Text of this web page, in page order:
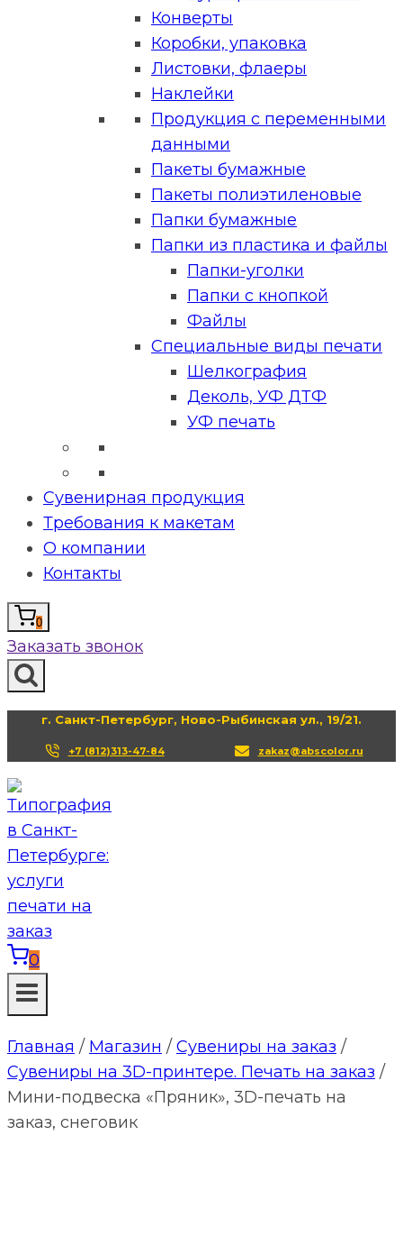
Конверты
Коробки, упаковка
Листовки, флаеры
Наклейки
Продукция с переменными
данными
Пакеты бумажные
Пакеты полиэтиленовые
Папки бумажные
Папки из пластика и файлы
Папки-уголки
Папки с кнопкой
Файлы
Специальные виды печати
Шелкография
Деколь, УФ ДТФ
УФ печать
Сувенирная продукция
Требования к макетам
О компании
Контакты
0
Заказать звонок
г. Санкт-Петербург, Ново-Рыбинская ул., 19/21.
+7 (812)313-47-84 zakaz@abscolor.ru
0
Главная / Магазин / Сувениры на заказ /
Сувениры на 3D-принтере. Печать на заказ /
Мини-подвеска «Пряник», 3D-печать на
заказ, снеговик